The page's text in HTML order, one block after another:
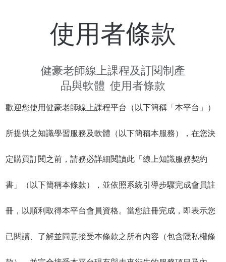
使用者條款
健豪老師線上課程及訂閱制產
品與軟體 使用者條款
歡迎您使用健豪老師線上課程平台（以下簡稱「本平台」）
所提供之知識學習服務及軟體（以下簡稱本服務），在您決
定購買訂閱之前，請務必詳細閱讀此「線上知識服務契約
書」（以下簡稱本條款），並依照系統引導步驟完成會員註
冊，以順利取得本平台會員資格。當您註冊完成，即表示您
已閱讀、了解並同意接受本條款之所有內容（包含隱私權條